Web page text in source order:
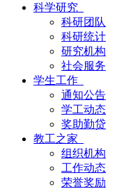
科学研究
科研团队
科研统计
研究机构
社会服务
学生工作
通知公告
学工动态
奖助勤贷
教工之家
组织机构
工作动态
荣誉奖励